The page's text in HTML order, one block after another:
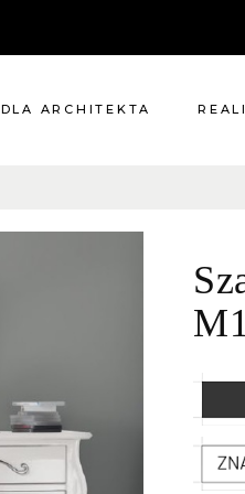
DLA ARCHITEKTA